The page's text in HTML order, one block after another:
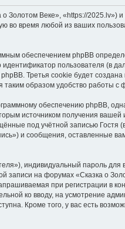
Золотом Веке», «https://2025.lv»)
во время любой из ваших
обеспечением phpBB
пользователя (в
Третья cookie будет
образом удобство работы с
обеспечению phpBB,
источником получения
под учётной записью Гостя
и сообщения, оставленные
индивидуальный пароль для
на форумах «Сказка о
при регистрации в
ко вводу, на усмотрение
Кроме того, у вас есть